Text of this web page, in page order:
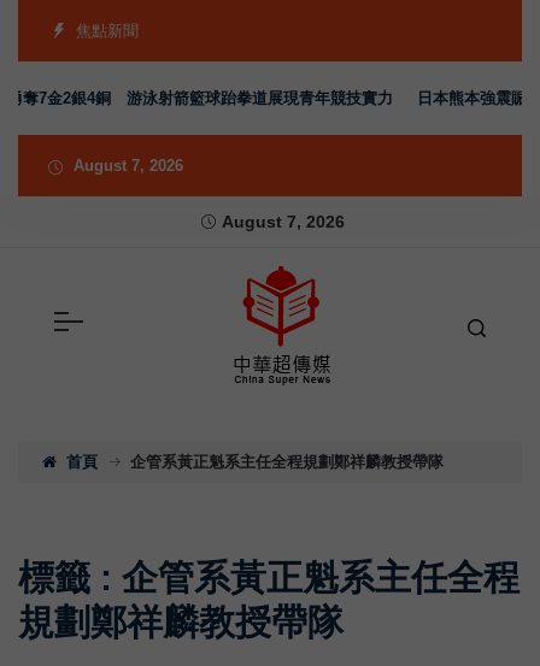
焦點新聞
奪7金2銀4銅 游泳射箭籃球跆拳道展現青年競技實力 日本熊本強震賑
August 7, 2026
August 7, 2026
首頁 企管系黃正魁系主任全程規劃鄭祥麟教授帶隊
標籤 : 企管系黃正魁系主任全程
規劃鄭祥麟教授帶隊